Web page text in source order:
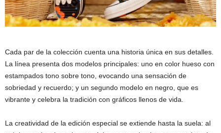
Cada par de la colección cuenta una historia única en sus detalles.
La línea presenta dos modelos principales: uno en color hueso con
estampados tono sobre tono, evocando una sensación de
sobriedad y recuerdo; y un segundo modelo en negro, que es
vibrante y celebra la tradición con gráficos llenos de vida.
La creatividad de la edición especial se extiende hasta la suela: al